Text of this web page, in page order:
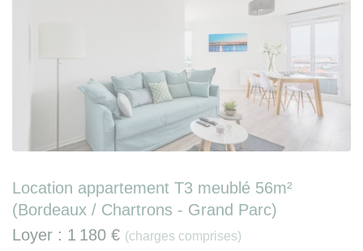
Location appartement T3 meublé 56m²
(Bordeaux / Chartrons - Grand Parc)
Loyer : 1 180 € (charges comprises)